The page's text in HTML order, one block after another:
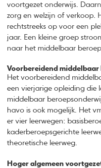
voortgezet onderwijs.
zorg en welzijn of verkoop.
rechtstreeks op voor een
jaar. Een kleine groep
naar het middelbaar
Voorbereidend
Het voorbereidend
een vierjarige opleiding die
middelbaar
havo is ook mogelijk. Het
er vier leerwegen:
kaderberoepsgerichte
theoretische leerweg.
Hoger algemeen